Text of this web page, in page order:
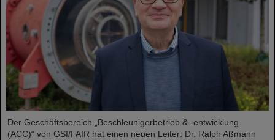
Der Geschäftsbereich „Beschleunigerbetrieb & -entwicklung
(ACC)“ von GSI/FAIR hat einen neuen Leiter: Dr. Ralph Aßmann